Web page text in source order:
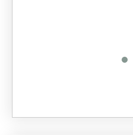
СИСТЕМЫ ХРАНЕНИЯ